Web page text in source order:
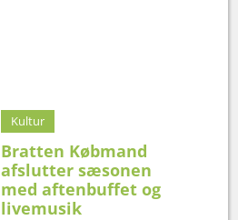
Kultur
Bratten Købmand
afslutter sæsonen
med aftenbuffet og
livemusik